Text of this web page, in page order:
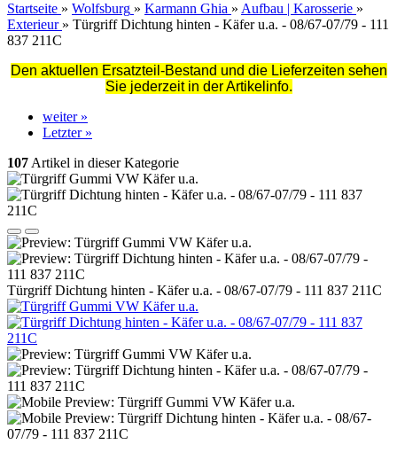
Startseite » Wolfsburg » Karmann Ghia » Aufbau | Karosserie »
Exterieur » Türgriff Dichtung hinten - Käfer u.a. - 08/67-07/79 - 111
837 211C
Den aktuellen Ersatzteil-Bestand und die Lieferzeiten sehen
Sie jederzeit in der Artikelinfo.
weiter »
Letzter »
107 Artikel in dieser Kategorie
Türgriff Dichtung hinten - Käfer u.a. - 08/67-07/79 - 111 837 211C